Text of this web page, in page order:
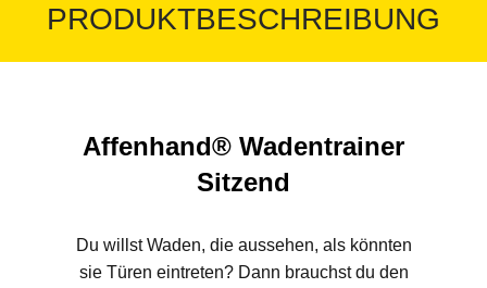
PRODUKTBESCHREIBUNG
Affenhand® Wadentrainer
Sitzend
Du willst Waden, die aussehen, als könnten
sie Türen eintreten? Dann brauchst du den